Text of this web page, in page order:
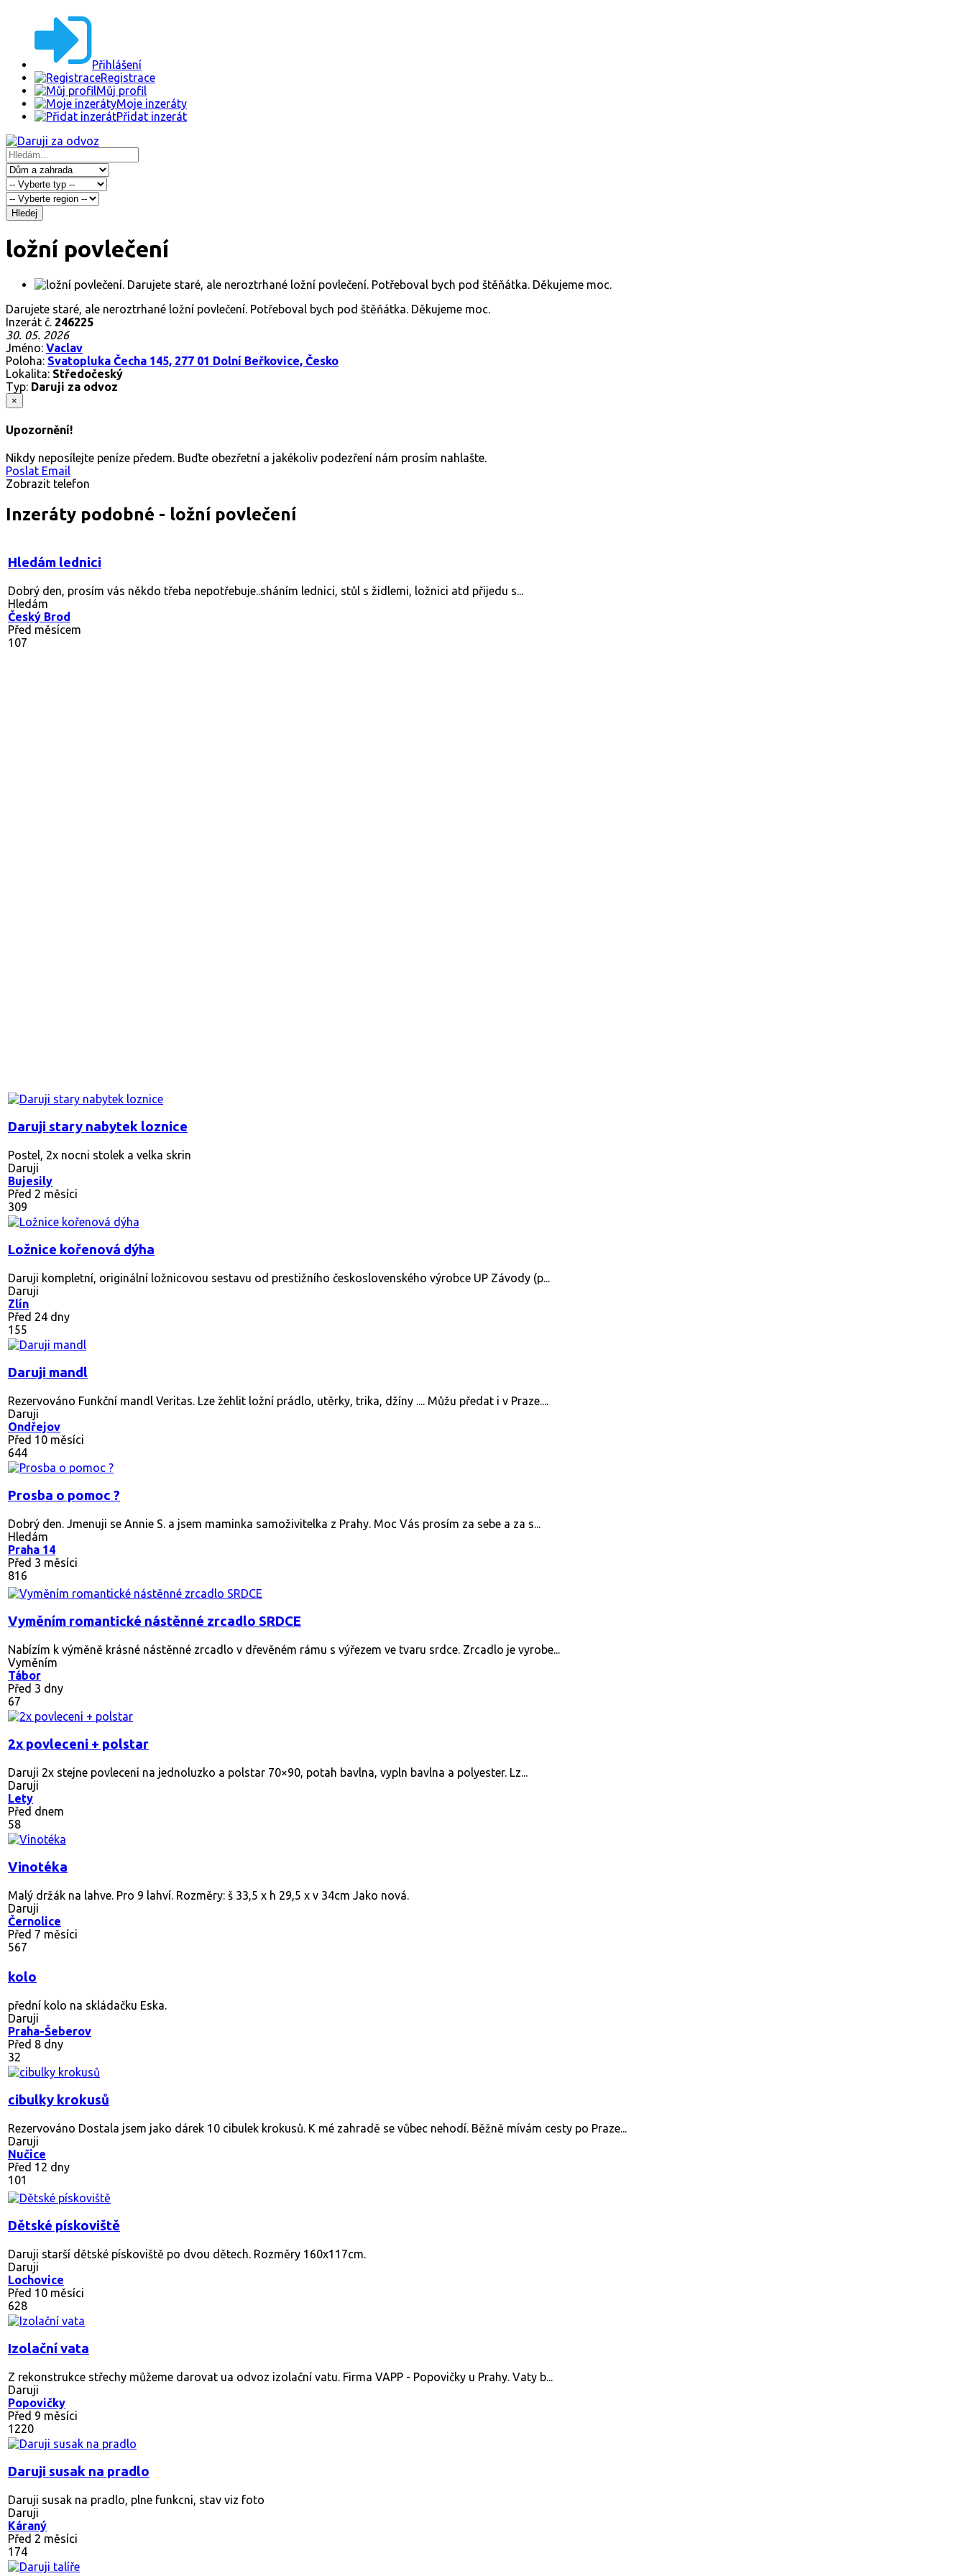
Přihlášení
Registrace
Můj profil
Moje inzeráty
Přidat inzerát
Hledej
ložní povlečení
Darujete staré, ale neroztrhané ložní povlečení. Potřeboval bych pod štěňátka. Děkujeme moc.
Inzerát č. 246225
30. 05. 2026
Jméno: Vaclav
Poloha: Svatopluka Čecha 145, 277 01 Dolní Beřkovice, Česko
Lokalita: Středočeský
Typ: Daruji za odvoz
×
Upozornění!
Nikdy neposílejte peníze předem. Buďte obezřetní a jakékoliv podezření nám prosím nahlašte.
Poslat Email
Zobrazit telefon
Inzeráty podobné - ložní povlečení
Hledám lednici
Dobrý den, prosím vás někdo třeba nepotřebuje..sháním lednici, stůl s židlemi, ložnici atd přijedu s...
Hledám
Český Brod
Před měsícem
107
Daruji stary nabytek loznice
Postel, 2x nocni stolek a velka skrin
Daruji
Bujesily
Před 2 měsíci
309
Ložnice kořenová dýha
Daruji kompletní, originální ložnicovou sestavu od prestižního československého výrobce UP Závody (p...
Daruji
Zlín
Před 24 dny
155
Daruji mandl
Rezervováno Funkční mandl Veritas. Lze žehlit ložní prádlo, utěrky, trika, džíny .... Můžu předat i v Praze....
Daruji
Ondřejov
Před 10 měsíci
644
Prosba o pomoc ?
Dobrý den. Jmenuji se Annie S. a jsem maminka samoživitelka z Prahy. Moc Vás prosím za sebe a za s...
Hledám
Praha 14
Před 3 měsíci
816
Vyměním romantické nástěnné zrcadlo SRDCE
Nabízím k výměně krásné nástěnné zrcadlo v dřevěném rámu s výřezem ve tvaru srdce. Zrcadlo je vyrobe...
Vyměním
Tábor
Před 3 dny
67
2x povleceni + polstar
Daruji 2x stejne povleceni na jednoluzko a polstar 70×90, potah bavlna, vypln bavlna a polyester. Lz...
Daruji
Lety
Před dnem
58
Vinotéka
Malý držák na lahve. Pro 9 lahví. Rozměry: š 33,5 x h 29,5 x v 34cm Jako nová.
Daruji
Černolice
Před 7 měsíci
567
kolo
přední kolo na skládačku Eska.
Daruji
Praha-Šeberov
Před 8 dny
32
cibulky krokusů
Rezervováno Dostala jsem jako dárek 10 cibulek krokusů. K mé zahradě se vůbec nehodí. Běžně mívám cesty po Praze...
Daruji
Nučice
Před 12 dny
101
Dětské pískoviště
Daruji starší dětské pískoviště po dvou dětech. Rozměry 160x117cm.
Daruji
Lochovice
Před 10 měsíci
628
Izolační vata
Z rekonstrukce střechy můžeme darovat ua odvoz izolační vatu. Firma VAPP - Popovičky u Prahy. Vaty b...
Daruji
Popovičky
Před 9 měsíci
1220
Daruji susak na pradlo
Daruji susak na pradlo, plne funkcni, stav viz foto
Daruji
Káraný
Před 2 měsíci
174